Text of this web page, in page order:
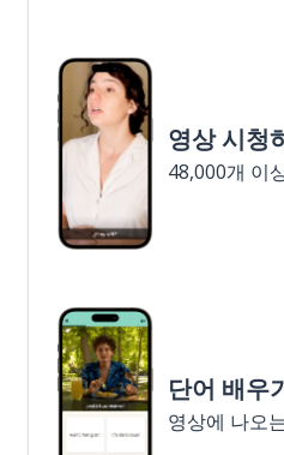
영상 시청
48,000개 이
단어 배우
영상에 나오